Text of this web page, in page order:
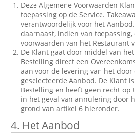
Deze Algemene Voorwaarden
toepassing op de Service.
verantwoordelijk voor het
daarnaast, indien van toepassing,
voorwaarden van het Restaurant
De Klant gaat door middel van
Bestelling direct een
aan voor de levering van het door
geselecteerde Aanbod. De Klant
Bestelling en heeft geen recht op
in het geval van annulering door
grond van artikel 6 hieronder.
4. Het Aanbod